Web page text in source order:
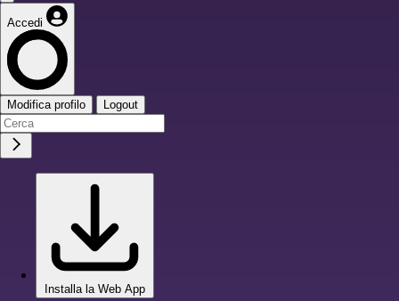
Accedi
Modifica profilo Logout
Installa la Web App